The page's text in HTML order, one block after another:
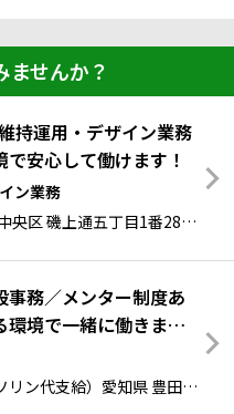
ませんか？
持運用・デザイン業務
安心して働けます！
ン業務
1番28号 LILLY PLAZA ONE BLDG. 5階
事務／メンター制度あ
境で一緒に働きませ
）愛知県 豊田市 トヨタ町1番地